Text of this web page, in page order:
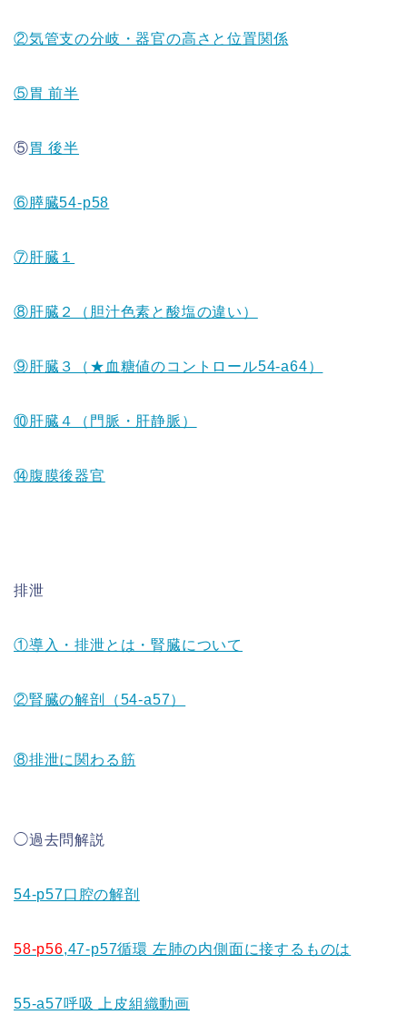
②気管支の分岐・器官の高さと位置関係
⑤胃 前半
⑤胃 後半
⑥膵臓54-p58
⑦肝臓１
⑧肝臓２（胆汁色素と酸塩の違い）
⑨肝臓３（★血糖値のコントロール54-a64）
⑩肝臓４（門脈・肝静脈）
⑭腹膜後器官
排泄
①導入・排泄とは・腎臓について
②腎臓の解剖（54-a57）
⑧排泄に関わる筋
◯過去問解説
54-p57口腔の解剖
58-p56,47-p57循環 左肺の内側面に接するものは
55-a57呼吸 上皮組織動画